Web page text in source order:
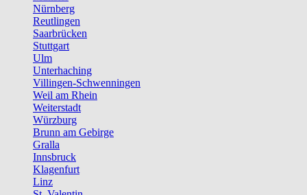
Nürnberg
Reutlingen
Saarbrücken
Stuttgart
Ulm
Unterhaching
Villingen-Schwenningen
Weil am Rhein
Weiterstadt
Würzburg
Brunn am Gebirge
Gralla
Innsbruck
Klagenfurt
Linz